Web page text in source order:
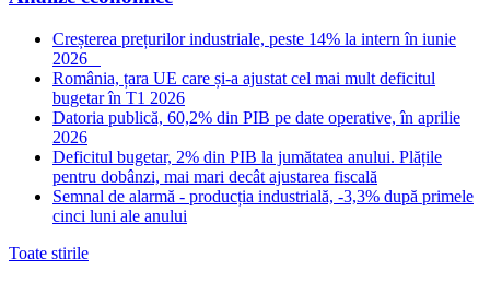
Creșterea prețurilor industriale, peste 14% la intern în iunie
2026
România, țara UE care și-a ajustat cel mai mult deficitul
bugetar în T1 2026
Datoria publică, 60,2% din PIB pe date operative, în aprilie
2026
Deficitul bugetar, 2% din PIB la jumătatea anului. Plățile
pentru dobânzi, mai mari decât ajustarea fiscală
Semnal de alarmă - producția industrială, -3,3% după primele
cinci luni ale anului
Toate stirile